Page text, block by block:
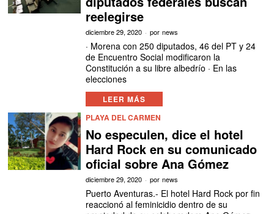
reelegirse
diciembre 29, 2020 por news
· Morena con 250 diputados, 46 del PT y 24
de Encuentro Social modificaron la
Constitución a su libre albedrío · En las
elecciones
LEER MÁS
PLAYA DEL CARMEN
No especulen, dice el hotel
Hard Rock en su comunicado
oficial sobre Ana Gómez
diciembre 29, 2020 por news
Puerto Aventuras.- El hotel Hard Rock por fin
reaccionó al feminicidio dentro de su